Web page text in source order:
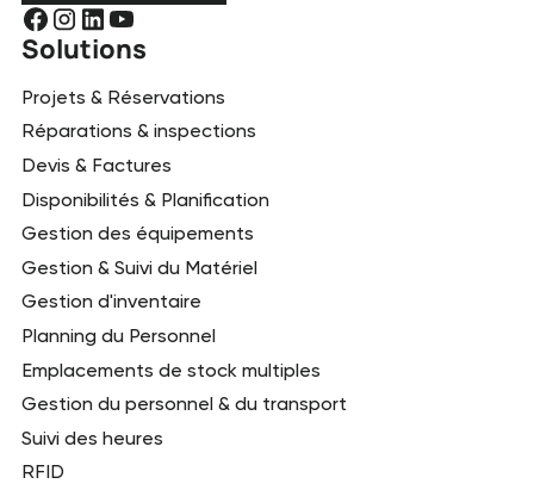
Solutions
Projets & Réservations
Réparations & inspections
Devis & Factures
Disponibilités & Planification
Gestion des équipements
Gestion & Suivi du Matériel
Gestion d'inventaire
Planning du Personnel
Emplacements de stock multiples
Gestion du personnel & du transport
Suivi des heures
RFID